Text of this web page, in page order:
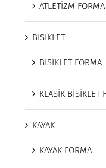
ATLETİZM FORMA
BİSİKLET
BİSİKLET FORMA
KLASİK BİSİKLET
KAYAK
KAYAK FORMA